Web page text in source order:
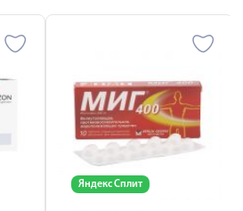
Яндекс Сплит